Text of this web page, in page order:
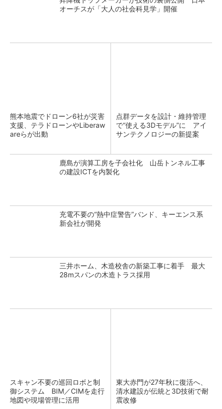
オーチスが「大人の社会科見学」開催
熊本地震でドローン6社が災害
支援、テラドローンやLiberaw
areらが出動
点群データを設計・維持管理
で“使える3Dモデル”に アイ
サンテクノロジーの新提案
鹿島が演算工房を子会社化 山岳トンネル工事
の建設ICTを内製化
充電不要の“熱中症警告”バンド、キーエンス系
新会社が開発
三井ホーム、木造校舎の新築工事に着手 最大
28mスパンの木造トラス採用
スキャン不要の巡回ロボと制
御システム BIM／CIMを走行
地図や現場管理に活用
東大赤門が27年秋に復活へ、
清水建設が伝統と3D技術で耐
震改修